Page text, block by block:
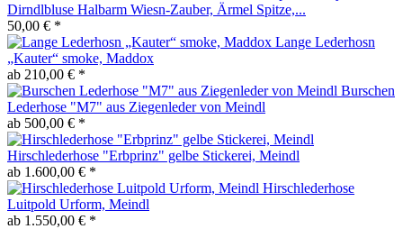
Dirndlbluse Halbarm Wiesn-Zauber, Ärmel Spitze,...
50,00 € *
Lange Lederhosn
„Kauter“ smoke, Maddox
ab 210,00 € *
Burschen
Lederhose "M7" aus Ziegenleder von Meindl
ab 500,00 € *
Hirschlederhose "Erbprinz" gelbe Stickerei, Meindl
ab 1.600,00 € *
Hirschlederhose
Luitpold Urform, Meindl
ab 1.550,00 € *